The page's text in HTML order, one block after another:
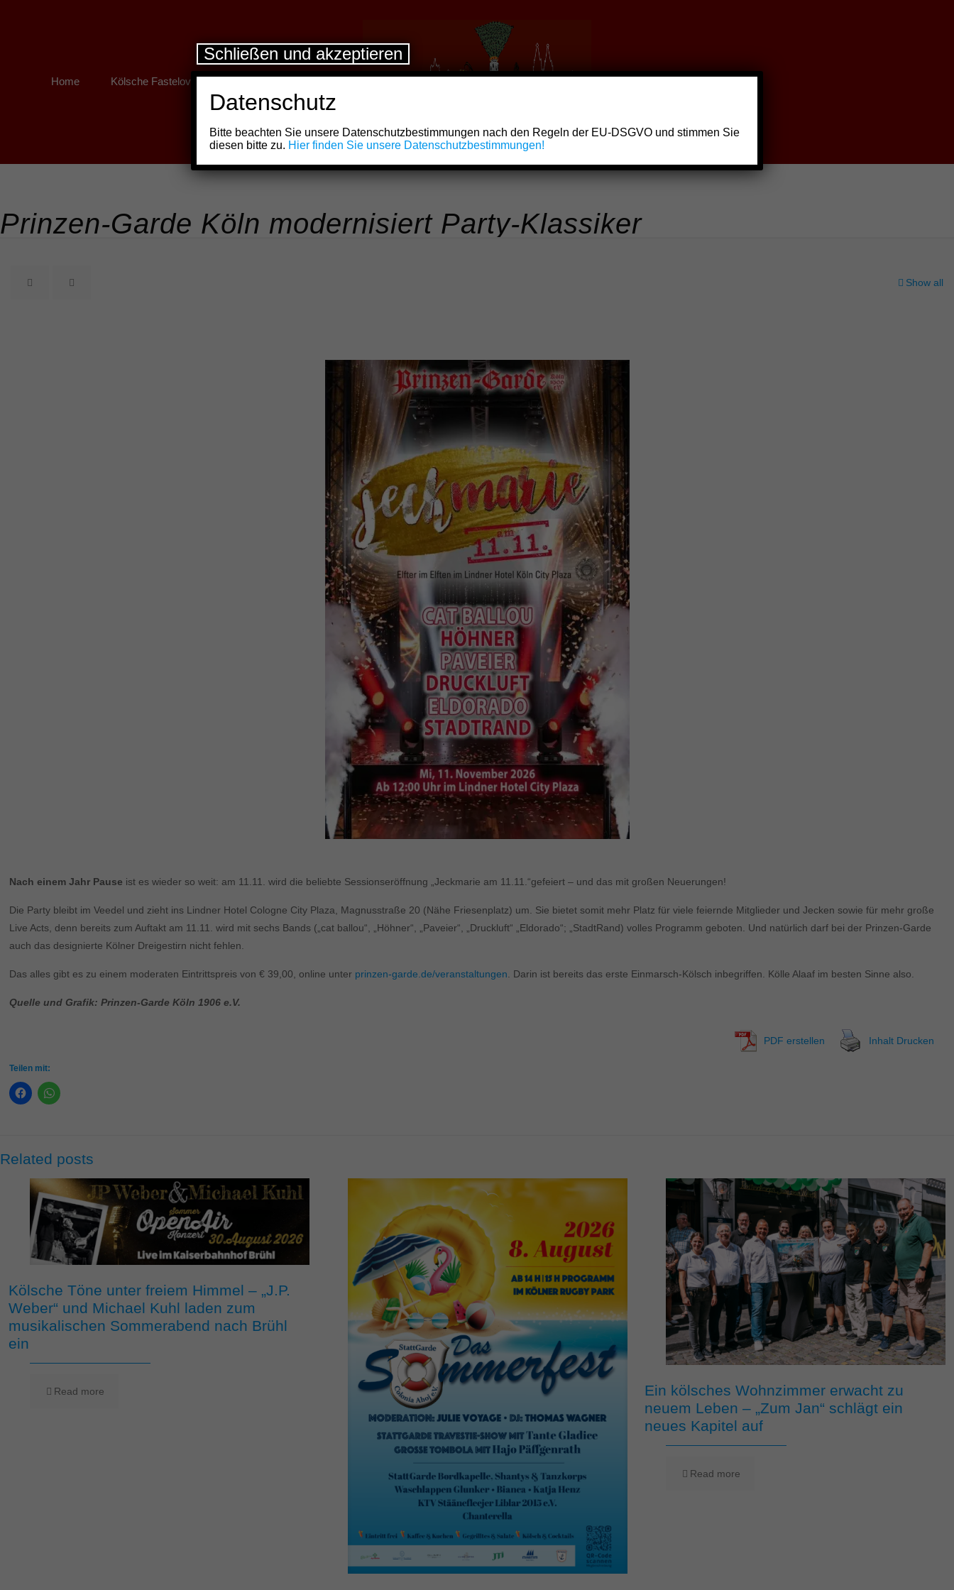
Home Kölsche Fastelovend
Prinzen-Garde Köln modernisiert Party-Klassiker
Show all
Nach einem Jahr Pause ist es wieder so weit: am 11.11. wird die beliebte Sessionseröffnung „Jeckmarie am 11.11.“gefeiert – und das mit großen Neuerungen!
Die Party bleibt im Veedel und zieht ins Lindner Hotel Cologne City Plaza, Magnusstraße 20 (Nähe Friesenplatz) um. Sie bietet somit mehr Platz für viele feiernde Mitglieder und Jecken sowie für mehr große
Live Acts, denn bereits zum Auftakt am 11.11. wird mit sechs Bands („cat ballou“, „Höhner“, „Paveier“, „Druckluft“ „Eldorado“; „StadtRand) volles Programm geboten. Und natürlich darf bei der Prinzen-Garde
auch das designierte Kölner Dreigestirn nicht fehlen.
Das alles gibt es zu einem moderaten Eintrittspreis von € 39,00, online unter prinzen-garde.de/veranstaltungen . Darin ist bereits das erste Einmarsch-Kölsch inbegriffen. Kölle Alaaf im besten Sinne also.
Quelle und Grafik: Prinzen-Garde Köln 1906 e.V.
PDF erstellen Inhalt Drucken
Teilen mit:
Related posts
Kölsche Töne unter freiem Himmel – „J.P.
Weber“ und Michael Kuhl laden zum
musikalischen Sommerabend nach Brühl
ein
Read more
Ein kölsches Wohnzimmer erwacht zu
neuem Leben – „Zum Jan“ schlägt ein
neues Kapitel auf
Read more
Datenschutz
Bitte beachten Sie unsere Datenschutzbestimmungen nach den Regeln der EU-DSGVO und stimmen Sie
diesen bitte zu. Hier finden Sie unsere Datenschutzbestimmungen!
Schließen und akzeptieren